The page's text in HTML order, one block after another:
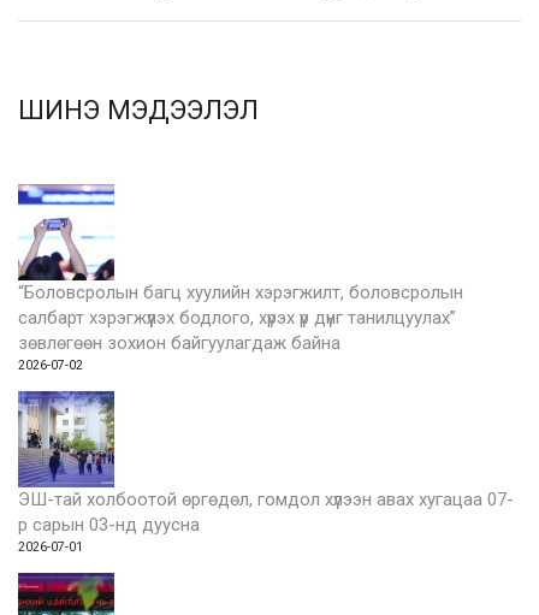
ШИНЭ МЭДЭЭЛЭЛ
“Боловсролын багц хуулийн хэрэгжилт, боловсролын
салбарт хэрэгжүүлэх бодлого, хүрэх үр дүнг танилцуулах”
зөвлөгөөн зохион байгуулагдаж байна
2026-07-02
ЭШ-тай холбоотой өргөдөл, гомдол хүлээн авах хугацаа 07-
р сарын 03-нд дуусна
2026-07-01